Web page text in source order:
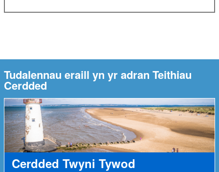
Tudalennau eraill yn yr adran Teithiau
Cerdded
Cerdded Twyni Tywod